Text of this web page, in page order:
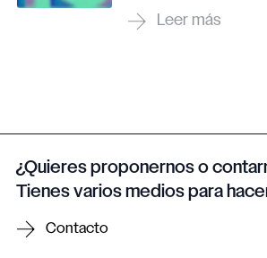
¿Quieres proponernos o
Tienes varios medios para
Contacto